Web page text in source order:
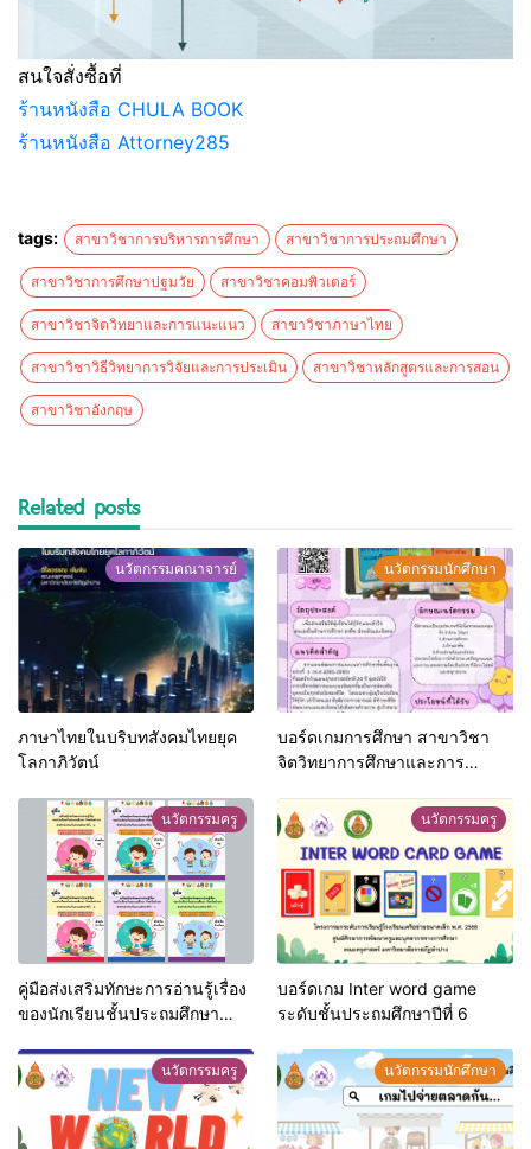
สนใจสั่งซื้อที่
ร้านหนังสือ CHULA BOOK
ร้านหนังสือ Attorney285
tags: สาขาวิชาการบริหารการศึกษา สาขาวิชาการประถมศึกษา
สาขาวิชาการศึกษาปฐมวัย สาขาวิชาคอมพิวเตอร์
สาขาวิชาจิตวิทยาและการแนะแนว สาขาวิชาภาษาไทย
สาขาวิชาวิธีวิทยาการวิจัยและการประเมิน สาขาวิชาหลักสูตรและการสอน
สาขาวิชาอังกฤษ
Related posts
นวัตกรรมคณาจารย์
ภาษาไทยในบริบทสังคมไทยยุค
โลกาภิวัตน์
นวัตกรรมนักศึกษา
บอร์ดเกมการศึกษา สาขาวิชา
จิตวิทยาการศึกษาและการ
นวัตกรรมครู
คู่มือส่งเสริมทักษะการอ่านรู้เรื่อง
ของนักเรียนชั้นประถมศึกษา
ศึกษาปีที่ 1-6
นวัตกรรมครู
บอร์ดเกม Inter word game
ระดับชั้นประถมศึกษาปีที่ 6
นวัตกรรมครู นวัตกรรมนักศึกษา